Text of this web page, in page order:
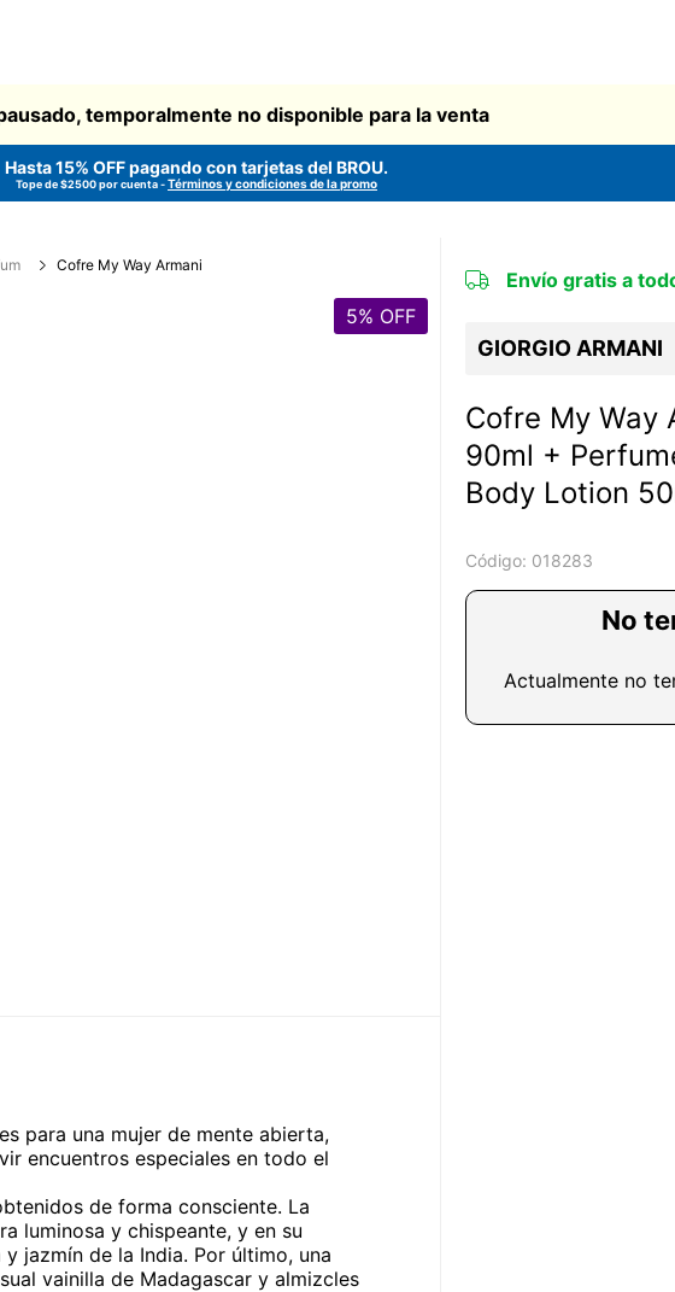
temporalmente no disponible para la venta
Hasta 15% OFF pagando con tarjetas del BROU.
Tope de $2500 por cuenta -Términos y condiciones de la promo
Cofre My Way Armani
5% OFF
para una mujer de mente abierta,
encuentros especiales en todo el
de forma consciente. La
luminosa y chispeante, y en su
jazmín de la India. Por último, una
vainilla de Madagascar y almizcles
Envío gratis a
GIORGIO ARMANI
Cofre My Way
90ml +
Body Lotion
Código: 018283
No
Actualmente no